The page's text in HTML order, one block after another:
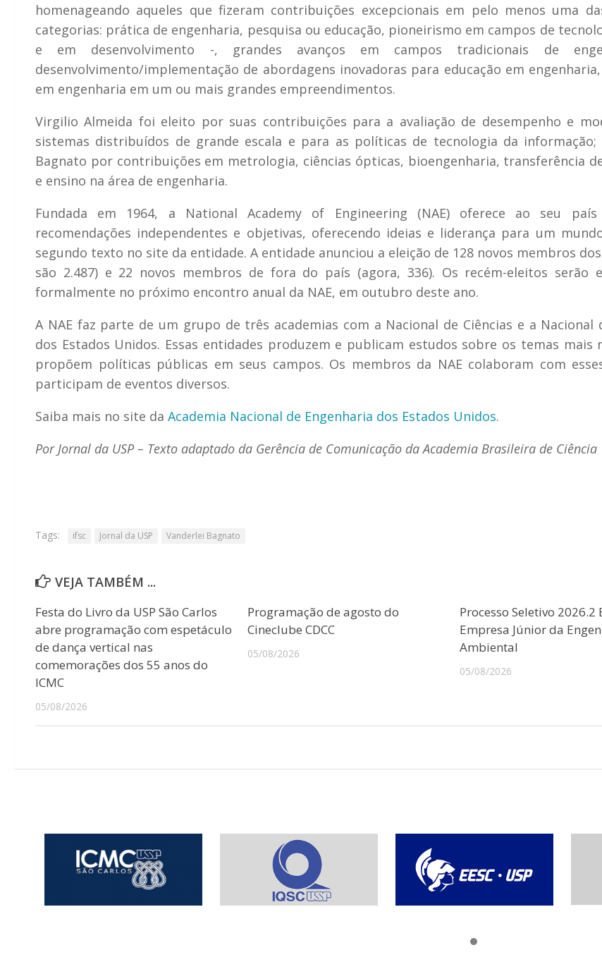
homenageando aqueles que fizeram contribuições excepcionais em pelo menos uma
categorias: prática de engenharia, pesquisa ou educação, pioneirismo em campos de
e em desenvolvimento -, grandes avanços em campos tradicionais de
desenvolvimento/implementação de abordagens inovadoras para educação em
em engenharia em um ou mais grandes empreendimentos.
Virgilio Almeida foi eleito por suas contribuições para a avaliação de desempenho e
sistemas distribuídos de grande escala e para as políticas de tecnologia da informação;
Bagnato por contribuições em metrologia, ciências ópticas, bioengenharia, transferência
e ensino na área de engenharia.
Fundada em 1964, a National Academy of Engineering (NAE) oferece ao seu
recomendações independentes e objetivas, oferecendo ideias e liderança para um
segundo texto no site da entidade. A entidade anunciou a eleição de 128 novos membros
são 2.487) e 22 novos membros de fora do país (agora, 336). Os recém-eleitos serão
formalmente no próximo encontro anual da NAE, em outubro deste ano.
A NAE faz parte de um grupo de três academias com a Nacional de Ciências e a Nacional
dos Estados Unidos. Essas entidades produzem e publicam estudos sobre os temas mais
propõem políticas públicas em seus campos. Os membros da NAE colaboram com
participam de eventos diversos.
Saiba mais no site da Academia Nacional de Engenharia dos Estados Unidos.
Por Jornal da USP – Texto adaptado da Gerência de Comunicação da Academia Brasileira de Ciência
Tags: ifsc Jornal da USP Vanderlei Bagnato
VEJA TAMBÉM ...
Festa do Livro da USP São Carlos
abre programação com espetáculo
de dança vertical nas
comemorações dos 55 anos do
ICMC
05/08/2026
Programação de agosto do
Cineclube CDCC
05/08/2026
Processo Seletivo 2026.2
Empresa Júnior da
Ambiental
05/08/2026